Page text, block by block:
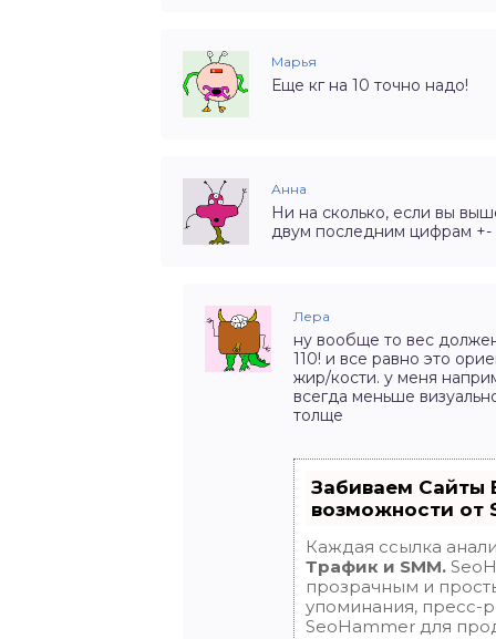
Марья
Еще кг на 10 точно надо!
Анна
Ни на сколько, если вы
двум последним цифрам +-
Лера
ну вообще то вес
110! и все равно это
жир/кости. у меня
всегда меньше
толще
Забиваем
возможности от
Каждая ссылка
Трафик и SMM.
прозрачным и
упоминания, пресс-
SeoHammer для